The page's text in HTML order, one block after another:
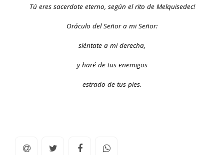
Tú eres sacerdote eterno, según el rito de Melquisedec!
Oráculo del Señor a mi Señor:
siéntate a mi derecha,
y haré de tus enemigos
estrado de tus pies.